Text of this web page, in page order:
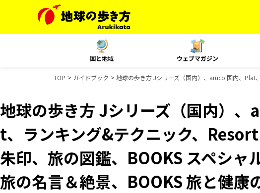
国と地域 ウェブマガジン
TOP ガイドブック 地球の歩き方 Jシリーズ（国内）、aruco 国内、Plat
地球の歩き方 Jシリーズ（国内）
t、ランキング&テクニック、
朱印、旅の図鑑、BOOKS スペシャ
旅の名言＆絶景、BOOKS 旅と健康